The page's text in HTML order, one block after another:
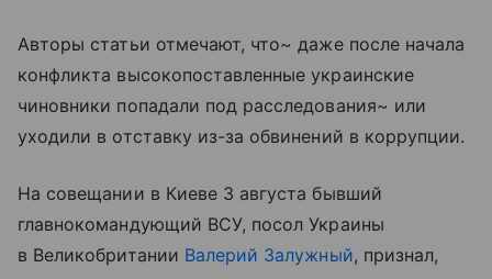
Авторы статьи отмечают, что~ даже после начала
конфликта высокопоставленные украинские
чиновники попадали под расследования~ или
уходили в отставку из-за обвинений в коррупции.
На совещании в Киеве 3 августа бывший
главнокомандующий ВСУ, посол Украины
в Великобритании Валерий Залужный, признал,